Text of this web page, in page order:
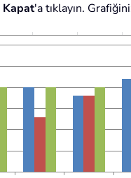
Kapat'a tıklayın.